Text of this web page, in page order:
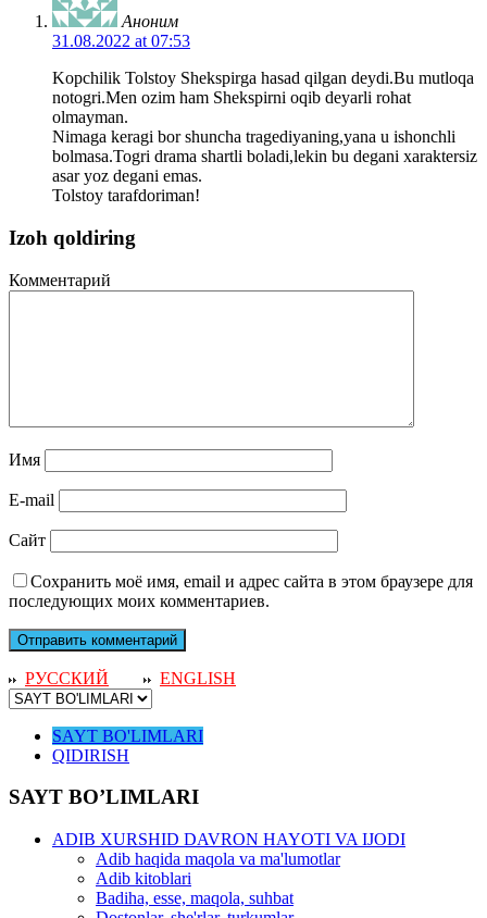
Аноним
31.08.2022 at 07:53
Kopchilik Tolstoy Shekspirga hasad qilgan deydi.Bu mutloqa
notogri.Men ozim ham Shekspirni oqib deyarli rohat
olmayman.
Nimaga keragi bor shuncha tragediyaning,yana u ishonchli
bolmasa.Togri drama shartli boladi,lekin bu degani xaraktersiz
asar yoz degani emas.
Tolstoy tarafdoriman!
Izoh qoldiring
Комментарий
Имя
E-mail
Сайт
Сохранить моё имя, email и адрес сайта в этом браузере для
последующих моих комментариев.
РУССКИЙ ENGLISH
SAYT BO'LIMLARI
QIDIRISH
SAYT BO’LIMLARI
ADIB XURSHID DAVRON HAYOTI VA IJODI
Adib haqida maqola va ma'lumotlar
Adib kitoblari
Badiha, esse, maqola, suhbat